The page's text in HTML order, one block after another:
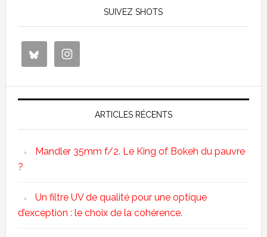
SUIVEZ SHOTS
ARTICLES RÉCENTS
Mandler 35mm f/2. Le King of Bokeh du pauvre
?
Un filtre UV de qualité pour une optique
d’exception : le choix de la cohérence.